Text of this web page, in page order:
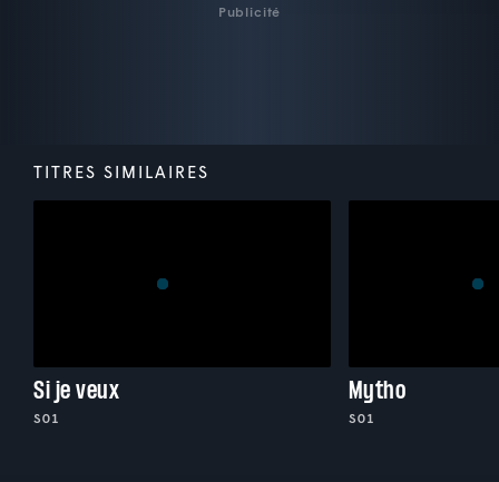
Publicité
TITRES SIMILAIRES
Si je veux
S01
Mytho
S01